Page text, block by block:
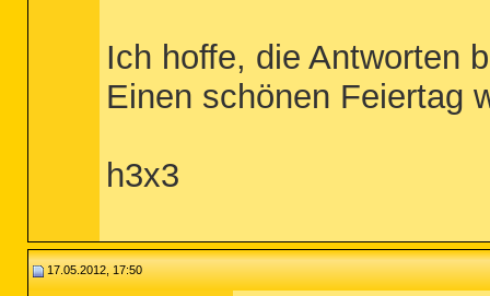
Ich hoffe, die Antworten
Einen schönen Feiertag
h3x3
17.05.2012, 17:50